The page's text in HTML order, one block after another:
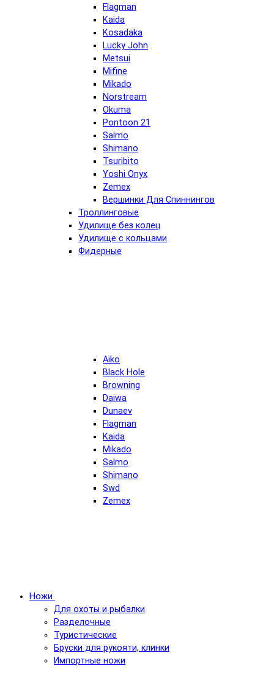
Flagman
Kaida
Kosadaka
Lucky John
Metsui
Mifine
Mikado
Norstream
Okuma
Pontoon 21
Salmo
Shimano
Tsuribito
Yoshi Onyx
Zemex
Вершинки Для Спиннингов
Троллинговые
Удилище без колец
Удилище с кольцами
Фидерные
Aiko
Black Hole
Browning
Daiwa
Dunaev
Flagman
Kaida
Mikado
Salmo
Shimano
Swd
Zemex
Ножи
Для охоты и рыбалки
Разделочные
Туристические
Бруски для рукояти, клинки
Импортные ножи